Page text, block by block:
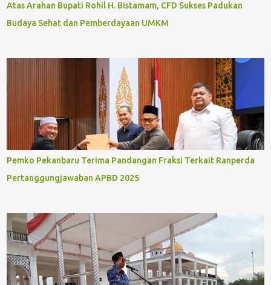
Atas Arahan Bupati Rohil H. Bistamam, CFD Sukses Padukan
Budaya Sehat dan Pemberdayaan UMKM
Pemko Pekanbaru Terima Pandangan Fraksi Terkait Ranperda
Pertanggungjawaban APBD 2025